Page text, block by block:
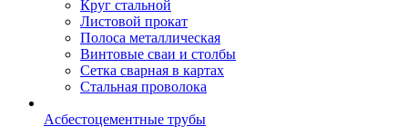
Круг стальной
Листовой прокат
Полоса металлическая
Винтовые сваи и столбы
Сетка сварная в картах
Стальная проволока
Асбестоцементные трубы